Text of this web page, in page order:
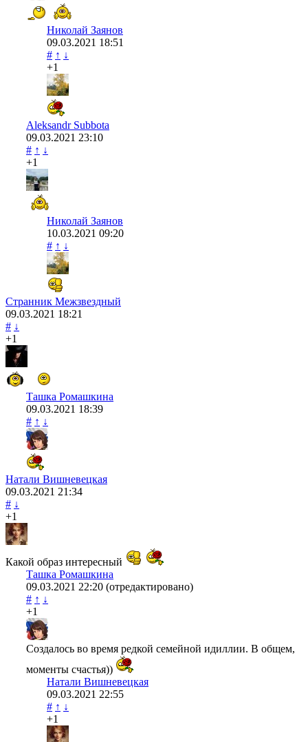
Николай Заянов
09.03.2021 18:51
# ↑ ↓
+1
Aleksandr Subbota
09.03.2021 23:10
# ↑ ↓
+1
Николай Заянов
10.03.2021 09:20
# ↑ ↓
Странник Межзвездный
09.03.2021 18:21
# ↓
+1
Ташка Ромашкина
09.03.2021 18:39
# ↑ ↓
Натали Вишневецкая
09.03.2021 21:34
# ↓
+1
Какой образ интересный
Ташка Ромашкина
09.03.2021 22:20 (отредактировано)
# ↑ ↓
+1
Создалось во время редкой семейной идиллии. В общем,
моменты счастья))
Натали Вишневецкая
09.03.2021 22:55
# ↑ ↓
+1